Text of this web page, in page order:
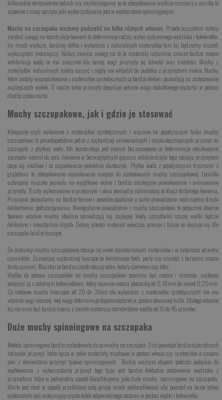
kilkanaście centymetrów jednak my zwykle sięgamy po te zdecydowanie większe rozmiary a wynika to
zapewne z mocy sprzętu jaki wykorzystywany jest w wędkarstwie spinningowym.
Muchy na szczupaka możemy podzielić na kilka różnych odmian. Przede wszystkim należy
zwrócić uwagę na konstrukcje bowiem ta determinuje rodzaj wykorzystywanego wędziska i kołowrotka.
Im much większa, bardziej obfita i wykonana z naturalnych materiałów tym kij będziemy musieli
wykorzystać mocniejszy. Należy zwarcic uwagę na to że materiały naturalne zawsze bardzo mocno
wchłaniają wodę co ma znacznie dla samej wagi przynęty jej lotności oraz trwałości. Muchy z
materiałów naturalnych należy suszyć i nigdy nie wkładać do pudełka z przynętami mokre. Muchy
które zostały wyprodukowane z materiałów syntetycznych są bardzo lekkie i pozwalają na zastosowanie
najlżejszych wędek. O wadze takie przynęty decyduje jedynie waga dodatkowego ciężarka w postaci
choćby czeburaszki.
Muchy szczupakowe, jak i gdzie je stosować
Klasyczne czyli wykonane z materiałów syntetycznych i wiązane na pojedynczym haku muchy
szczupakowi to prawdopodobnie jedne z najbardziej uniwersalnych i najskuteczniejszych przynęt na
szczupaki z płytkiej wody. Ich konstrukcja jest niemal bezzaczepowa co determinuje redukowanie
zaczepów niemal do zera. Łowienie w bezwzględnym gąszczu właśnie dzięki tego rodzaju przynętom
staje się możliwe i co najciekawsze piekielnie skuteczne. Płytka woda z pojedynczymi trzcinami z
grążelami to zdecydowanie najciekawsze miejsca do zastosowania muchy szczupakowej. Leciutko
uzbrojona muszka pozwala na wyjątkowo wolne i bardzo atrakcyjne prowokowanie i animowanie
przynęty. Rzuty wykonywane w przesmyki i okna pomiędzy roślinnością to klucz do takiego łowienia.
Przynęcie pozwalamy na bardzo leniwe i powolne opadanie a samo prowadzenie realizujemy dzięki
delikatnemu podszarpywaniu. Nieregularne prowadzenie i muchy szczupakowi to połącznie idealne
bowiem właśnie muchy idealnie sprawdzają się najlepiej kiedy szczytówka naszej wędki będzie
delikatnie i nieustannie drgała. Dobrej jakości materiał wówczas pracuje i faluje co okazuje się dla
szczupaka bardzo kuszące.
Do produkcji muchy szczupakowej stosuje się wiele różnobarwnych materiałów i w zależności od wielu
czynników. Zazwyczaj najbardziej kuszące sa kombinacje bieli, perły czy szarości z barwami mocno
fantazyjnymi. Muszkarze bardzo często stosują ostre, kolory czerwieni czy żółci.
Wędka do połowu szczupaków na muchy szczupakowi powinna być mocna i mięsista, najlepiej
połączyć ją z solidnym kołowrotkiem, który nawinie mocna plecionkę od 0,18mm do nawet 0,25mm.
Co ciekawe mucha mierząca od 20 do 30cm ale wykonana z materiałów syntetycznych nie ma
właśnie wagi własnej. Jeej wagę determinuje dopiero ciężarek w postaci ołowianej kulki. Dlatego własnie
kij nie musi być bardzo mocny z zwykle wystarczy standardowa wędka od 10 do 45 gramów.
Duże muchy spinningowe na szczupaka
Metoda spinningowa bardzo rozbudowała duze muchy na szczupak. Dziś powstaje bardzo dużo różnych
rodzajów przynęt, które łącza w sobie materiały muchowe w postaci włosia czy syntetyków a czasem
piór z elementami przynęt typowo spinningowych. Bardzo ważnym etapem podczas podejścia do
wędkowania z wykorzystanie przynęt tego typu jest bardzo dokładne zestawienie wędziska z
przynętami które w jednorodny sposób klasyfikujemy jako duże muchy spinningowe na szczupaka.
Warto jest choć w sposób przybliżony całą grupę much poklasyfikować aby powstał na bazie takiej
systematyki opis wskazujący często dobór odpowiedniego zestawu w postaci wędki i kołowrotka.